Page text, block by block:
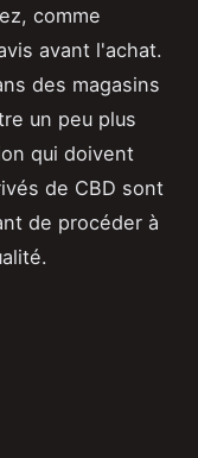
comme
avant l'achat.
des magasins
un peu plus
qui doivent
de CBD sont
de procéder à